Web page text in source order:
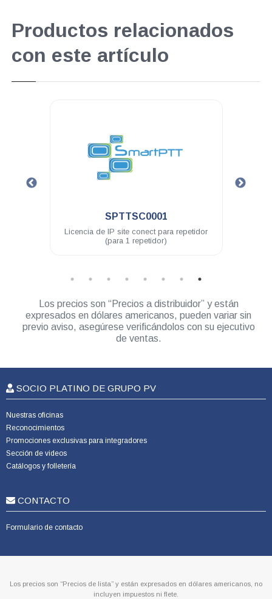
Productos relacionados
con este artículo
de IP site conect para repetidor
Licencia CapacityPlus
Los precios son “Precios a distribuidor” y están
expresados en dólares americanos, pueden variar sin
previo aviso, asegúrese verificándolos con su ejecutivo
de ventas.
SOCIO PLATINO DE GRUPO PV
Nuestras oficinas
Reconocimientos
Promociones exclusivas para integradores
Sección de videos
Catálogos y folletería
CONTACTO
Formulario de contacto
Los precios son “Precios de lista” y están expresados en dólares americanos, no
incluyen impuestos ni flete.